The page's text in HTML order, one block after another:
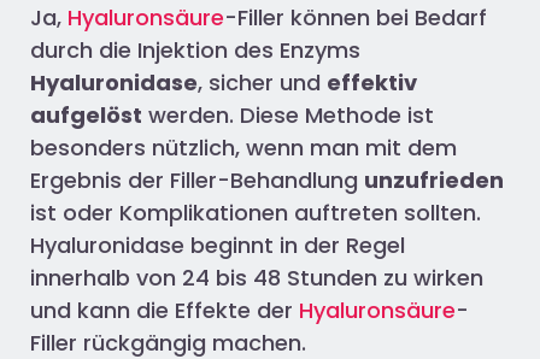
Ja, Hyaluronsäure-Filler können bei Bedarf
durch die Injektion des Enzyms
Hyaluronidase, sicher und effektiv
aufgelöst werden. Diese Methode ist
besonders nützlich, wenn man mit dem
Ergebnis der Filler-Behandlung unzufrieden
ist oder Komplikationen auftreten sollten.
Hyaluronidase beginnt in der Regel
innerhalb von 24 bis 48 Stunden zu wirken
und kann die Effekte der Hyaluronsäure-
Filler rückgängig machen.